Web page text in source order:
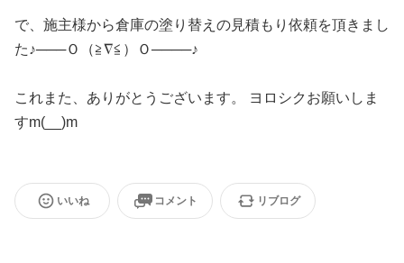
で、施主様から倉庫の塗り替えの見積もり依頼を頂きまし
た♪───Ｏ（≧∇≦）Ｏ────♪
これまた、ありがとうございます。 ヨロシクお願いしま
すm(__)m
いいね コメント リブログ